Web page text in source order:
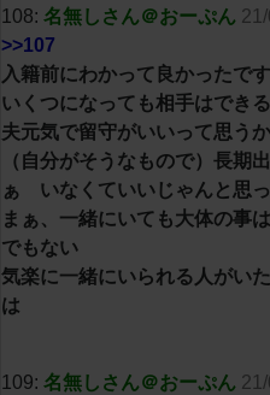
108: 名無しさん＠おーぷん
>>107
入籍前にわかって良かったで
いくつになっても相手はでき
夫元気で留守がいいって思う
（自分がそうなもので）長期
ぁ いなくていいじゃんと思
まぁ、一緒にいても大体の事
でもない
気楽に一緒にいられる人がい
は
109: 名無しさん＠おーぷん